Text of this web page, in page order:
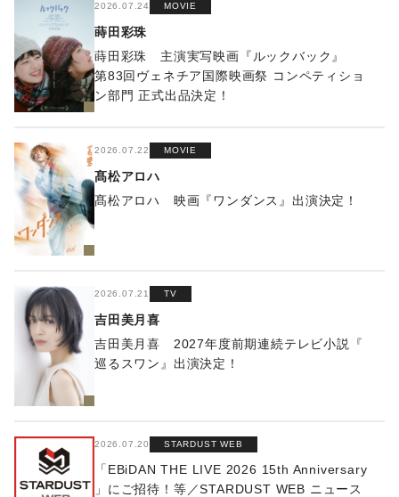
2026.07.24 MOVIE
蒔田彩珠
蒔田彩珠 主演実写映画『ルックバック』
第83回ヴェネチア国際映画祭 コンペティショ
ン部門 正式出品決定！
2026.07.22 MOVIE
髙松アロハ
髙松アロハ 映画『ワンダンス』出演決定！
2026.07.21 TV
吉田美月喜
吉田美月喜 2027年度前期連続テレビ小説『
巡るスワン』出演決定！
2026.07.20 STARDUST WEB
「EBiDAN THE LIVE 2026 15th Anniversary
」にご招待！等／STARDUST WEB ニュース